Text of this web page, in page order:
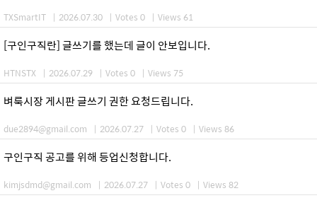
TXSmartIT | 2026.07.30 | Votes 0 | Views 61
[구인구직란] 글쓰기를 했는데 글이 안보입니다.
HTNSTX | 2026.07.29 | Votes 0 | Views 75
벼룩시장 게시판 글쓰기 권한 요청드립니다.
due2894@gmail.com | 2026.07.27 | Votes 0 | Views 86
구인구직 공고를 위해 등업신청합니다.
kimjsdmd@gmail.com | 2026.07.27 | Votes 0 | Views 82